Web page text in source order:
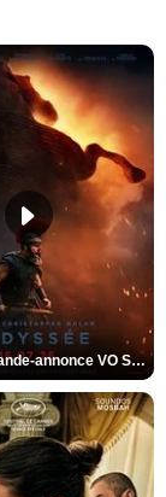
L'Odyssée Bande-annonce VO STFR